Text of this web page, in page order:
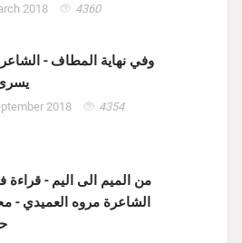
2018 4360
وفي نهاية المطاف -
2018 4354
من الميم الى اليم -
الشاعرة مروه العميدي -